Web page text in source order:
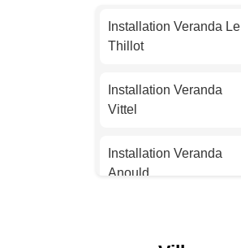
Installation Veranda
Nantes
Installation Veranda
Strasbourg
Installation Veranda
Montpellier
Installation Veranda Le
Thillot
Installation Veranda
Vittel
Installation Veranda
Anould